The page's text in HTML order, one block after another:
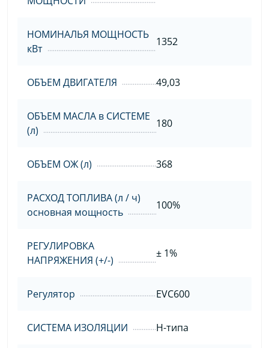
НОМИНАЛЬЯ МОЩНОСТЬ
кВт
1352
ОБЪЕМ ДВИГАТЕЛЯ 49,03
ОБЪЕМ МАСЛА в СИСТЕМЕ
(л)
180
ОБЪЕМ ОЖ (л) 368
РАСХОД ТОПЛИВА (л / ч)
основная мощность
100%
РЕГУЛИРОВКА
НАПРЯЖЕНИЯ (+/-)
± 1%
Регулятор EVC600
СИСТЕМА ИЗОЛЯЦИИ H-типа